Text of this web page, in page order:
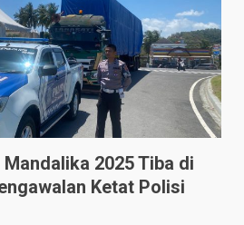
2025 Tiba di
Ketat Polisi